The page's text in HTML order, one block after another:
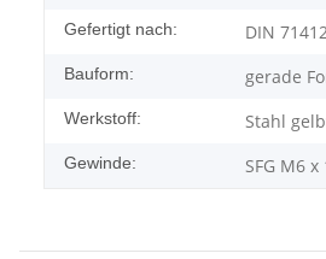
Gefertigt nach: DIN 71412
Bauform: gerade
Werkstoff: Stahl
Gewinde: SFG M6 x